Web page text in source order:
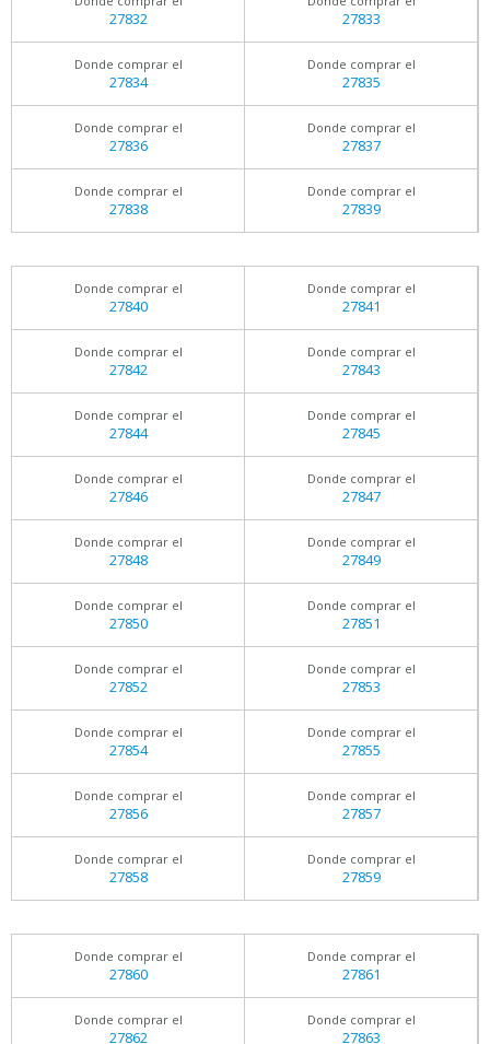
27832 27833
Donde comprar el
27834
Donde comprar el
27835
Donde comprar el
27836
Donde comprar el
27837
Donde comprar el
27838
Donde comprar el
27839
Donde comprar el
27840
Donde comprar el
27841
Donde comprar el
27842
Donde comprar el
27843
Donde comprar el
27844
Donde comprar el
27845
Donde comprar el
27846
Donde comprar el
27847
Donde comprar el
27848
Donde comprar el
27849
Donde comprar el
27850
Donde comprar el
27851
Donde comprar el
27852
Donde comprar el
27853
Donde comprar el
27854
Donde comprar el
27855
Donde comprar el
27856
Donde comprar el
27857
Donde comprar el
27858
Donde comprar el
27859
Donde comprar el
27860
Donde comprar el
27861
Donde comprar el
27862
Donde comprar el
27863